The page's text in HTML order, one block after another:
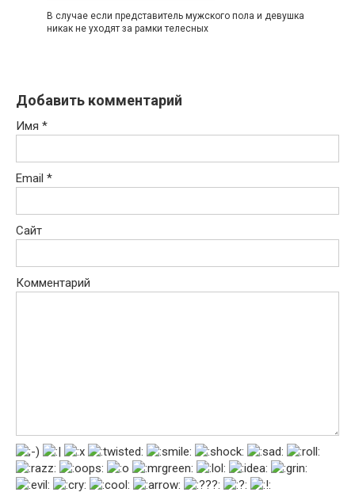
В случае если представитель мужского пола и девушка
никак не уходят за рамки телесных
Добавить комментарий
Имя *
Email *
Сайт
Комментарий